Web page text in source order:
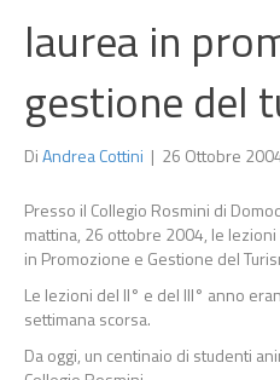
laurea in
gestione del
DiAndrea Cottini | 26 Ottobre
Presso il Collegio Rosmini di
mattina, 26 ottobre 2004, le
in Promozione e Gestione del
Le lezioni del II° e del III° anno
settimana scorsa.
Da oggi, un centinaio di studenti